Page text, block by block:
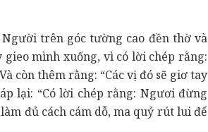
trên góc tường cao đền thờ và
gieo mình xuống, vì có lời chép rằng:
còn thêm rằng: “Các vị đó sẽ giơ tay
lại: “Có lời chép rằng: Ngươi đừng
đủ cách cám dỗ, ma quỷ rút lui để